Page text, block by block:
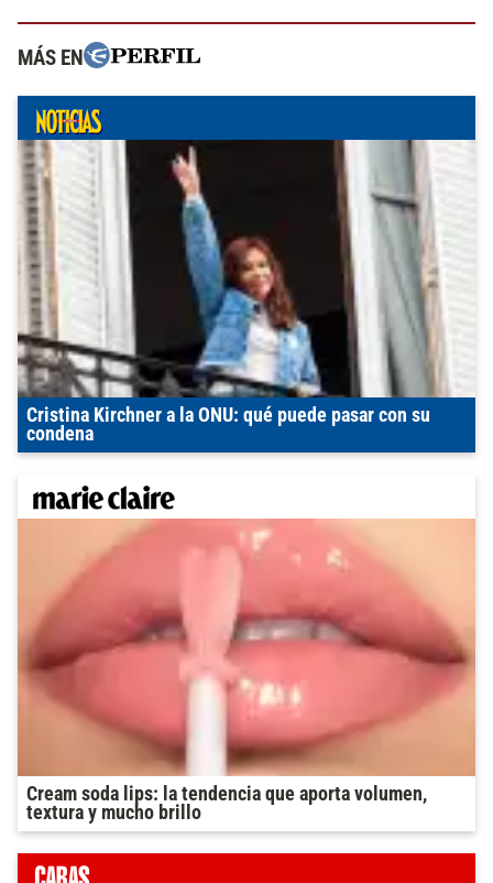
MÁS EN
Cristina Kirchner a la ONU: qué puede pasar con su
condena
Cream soda lips: la tendencia que aporta volumen,
textura y mucho brillo